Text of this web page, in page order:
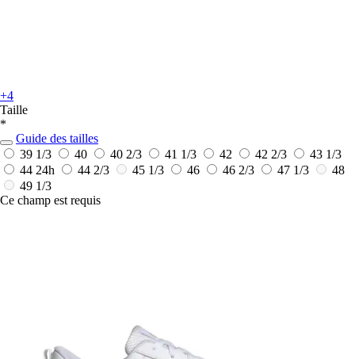
+4
Taille
*
Guide des tailles
39 1/3
40 40 2/3 41 1/3 42 42 2/3
43 1/3
44 24h 44 2/3 45 1/3 46 46 2/3 47 1/3
48
49 1/3
Ce champ est requis